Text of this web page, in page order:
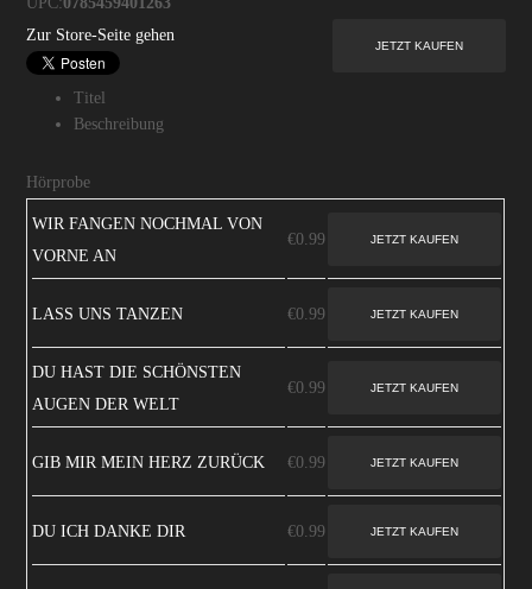
Zur Store-Seite gehen
Titel
Beschreibung
Hörprobe
WIR FANGEN NOCHMAL VON
VORNE AN
€0.99
LASS UNS TANZEN €0.99
DU HAST DIE SCHÖNSTEN
AUGEN DER WELT
€0.99
GIB MIR MEIN HERZ ZURÜCK €0.99
DU ICH DANKE DIR €0.99